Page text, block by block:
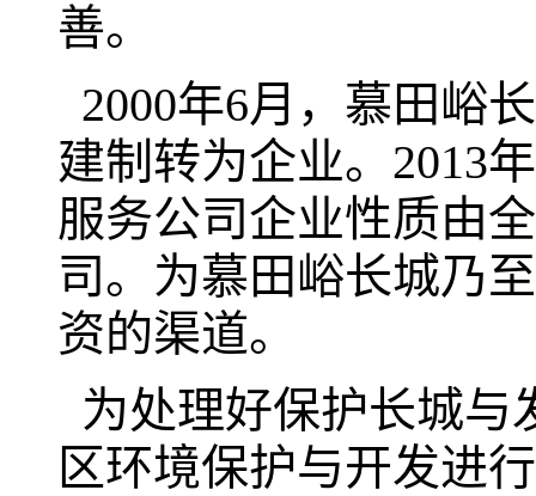
善。
2000年6月，慕田峪
建制转为企业。2013
服务公司企业性质由
司。为慕田峪长城乃
资的渠道。
为处理好保护长城与
区环境保护与开发进